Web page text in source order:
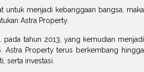
menjadi kebanggaan bangsa, maka
Astra Property.
tahun 2013, yang kemudian menjadi
Astra Property terus berkembang hingga
serta investasi.